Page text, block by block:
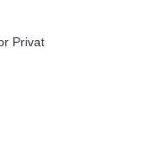
Privat